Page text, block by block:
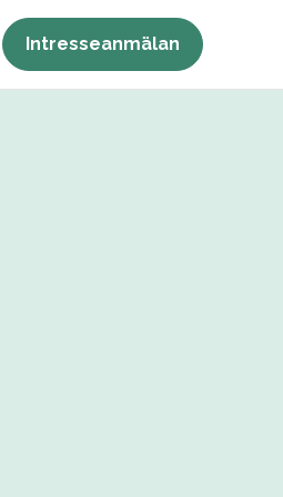
Intresseanmälan